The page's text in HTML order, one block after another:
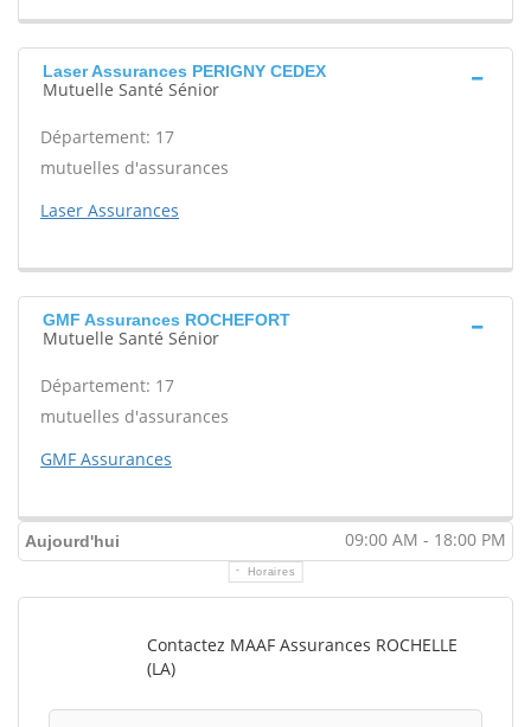
Laser Assurances PERIGNY CEDEX
Mutuelle Santé Sénior
Département: 17
mutuelles d'assurances
Laser Assurances
GMF Assurances ROCHEFORT
Mutuelle Santé Sénior
Département: 17
mutuelles d'assurances
GMF Assurances
Aujourd'hui 09:00 AM - 18:00 PM
Horaires
Contactez MAAF Assurances ROCHELLE
(LA)